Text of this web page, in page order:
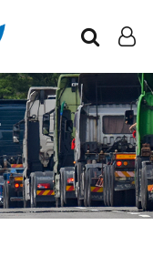
인트라넷
LOG IN